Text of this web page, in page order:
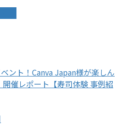
ント！Canva Japan様が楽しん
催レポート【寿司体験 事例紹